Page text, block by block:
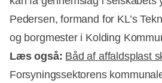
Pedersen, formand for KL’s
og borgmester i Kolding
Læs også: Båd af affaldsplast
Forsyningssektorens